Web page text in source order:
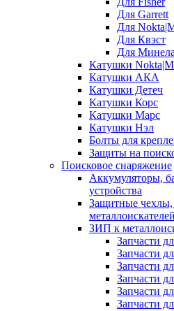
Для Garrett
Для
Для Квэст
Для
Катушки
Катушки АКА
Катушки Детеч
Катушки Корс
Катушки Марс
Катушки Нэл
Болты для
Защиты на
Поисковое снаряжение
Аккумуляторы,
устройства
Защитные чехлы,
металлоискателей
ЗИП к
Запчасти
Запчасти
Запчасти
Запчасти
Запчасти
Запчасти